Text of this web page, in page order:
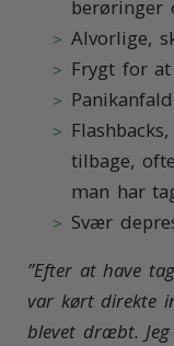
berøringer
Alvorlige,
Frygt for
Panikanfald
tilbage,
man har
Svær
”Efter at have
var kørt direkte
blevet dræbt.